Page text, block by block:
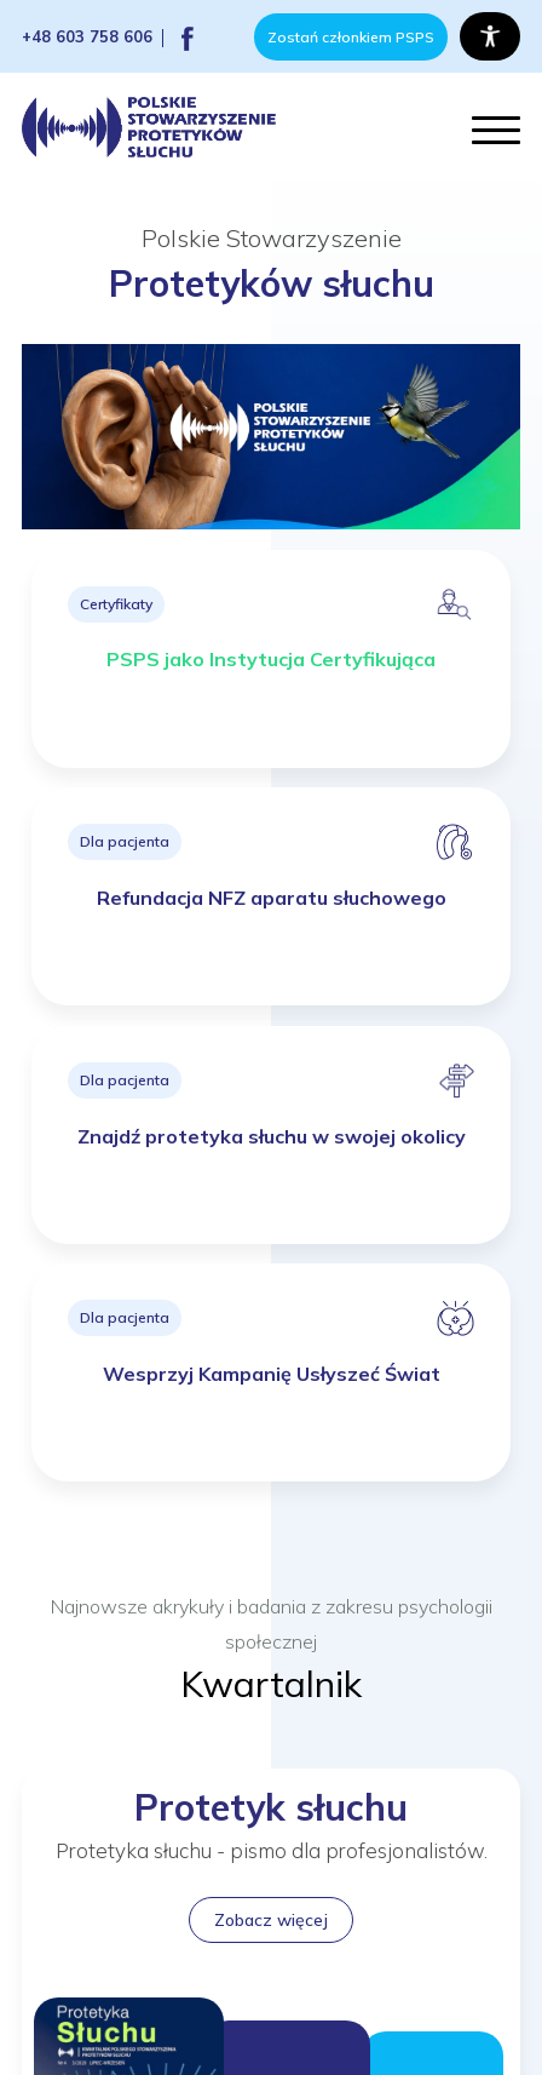
+48 603 758 606 Zostań członkiem PSPS
Polskie Stowarzyszenie
Protetyków słuchu
Certyfikaty
PSPS jako Instytucja Certyfikująca
Dla pacjenta
Refundacja NFZ aparatu słuchowego
Dla pacjenta
Znajdź protetyka słuchu w swojej okolicy
Dla pacjenta
Wesprzyj Kampanię Usłyszeć Świat
Najnowsze akrykuły i badania z zakresu psychologii
społecznej
Kwartalnik
Protetyk słuchu
Protetyka słuchu - pismo dla profesjonalistów.
Zobacz więcej